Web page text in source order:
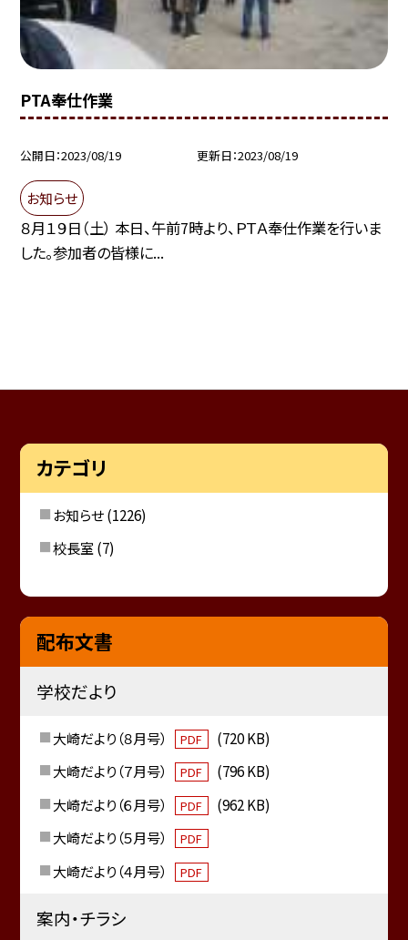
PTA奉仕作業
公開日 2023/08/19 更新日 2023/08/19
お知らせ
８月１９日（土） 本日、午前7時より、ＰＴＡ奉仕作業を行いま
した。参加者の皆様に...
カテゴリ
お知らせ(1226)
校長室 (7)
配布文書
学校だより
大崎だより（８月号） PDF
(720 KB)
大崎だより（７月号）
PDF
(796 KB)
大崎だより（６月号）
PDF
(962 KB)
大崎だより（５月号）
PDF
大崎だより（４月号） PDF
案内・チラシ